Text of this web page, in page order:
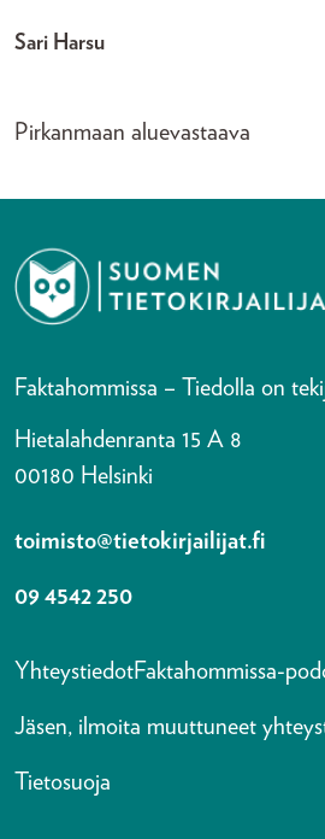
Sari Harsu
Pirkanmaan aluevastaava
Faktahommissa – Tiedolla on
Hietalahdenranta 15 A 8
00180 Helsinki
toimisto@tietokirjailijat.fi
09 4542 250
YhteystiedotFaktahommissa-
Jäsen, ilmoita muuttuneet
Tietosuoja